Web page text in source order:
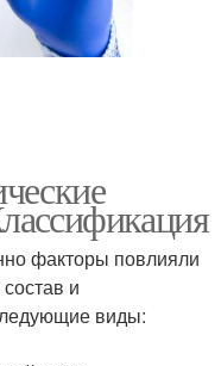
факторы повлияли
и
виды: